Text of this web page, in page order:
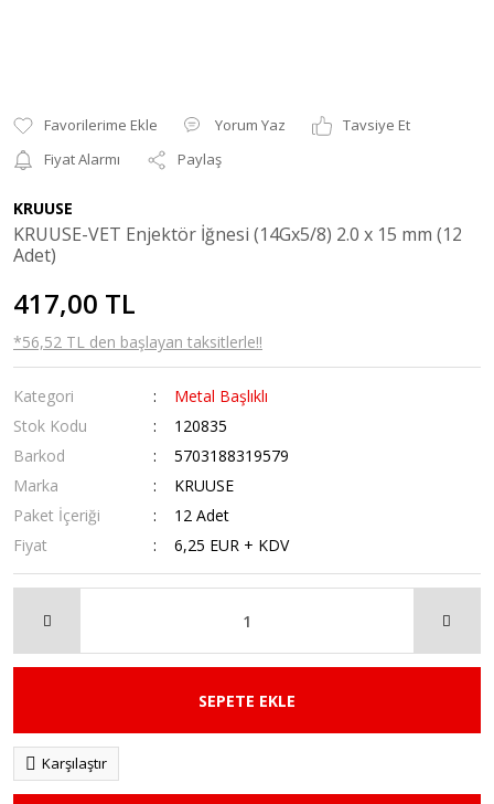
Yorum Yaz
Tavsiye Et
Fiyat Alarmı
Paylaş
KRUUSE
KRUUSE-VET Enjektör İğnesi (14Gx5/8) 2.0 x 15 mm (12
Adet)
417,00 TL
*56,52 TL den başlayan taksitlerle!!
Kategori
Metal Başlıklı
Stok Kodu
120835
Barkod
5703188319579
Marka
KRUUSE
Paket İçeriği
12 Adet
Fiyat
6,25 EUR + KDV
SEPETE EKLE
Karşılaştır